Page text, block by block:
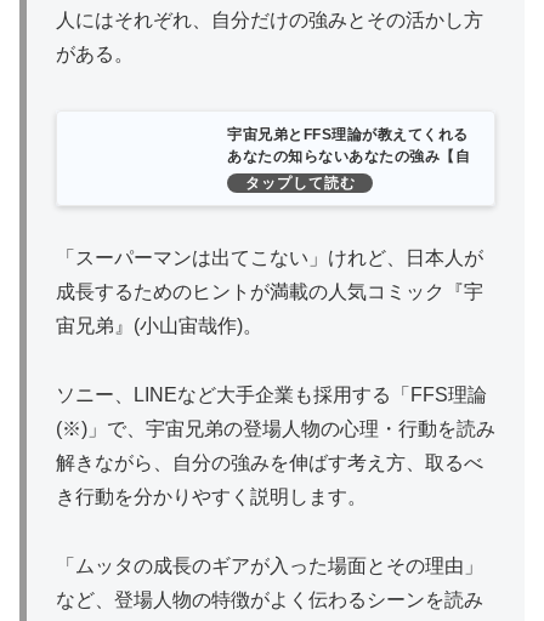
人にはそれぞれ、自分だけの強みとその活かし方
がある。
宇宙兄弟とFFS理論が教えてくれる
あなたの知らないあなたの強み【自
己診断ID付き】 | 古野俊幸 |本 | 通販
「スーパーマンは出てこない」けれど、日本人が
成長するためのヒントが満載の人気コミック『宇
宙兄弟』(小山宙哉作)。
ソニー、LINEなど大手企業も採用する「FFS理論
(※)」で、宇宙兄弟の登場人物の心理・行動を読み
解きながら、自分の強みを伸ばす考え方、取るべ
き行動を分かりやすく説明します。
「ムッタの成長のギアが入った場面とその理由」
など、登場人物の特徴がよく伝わるシーンを読み